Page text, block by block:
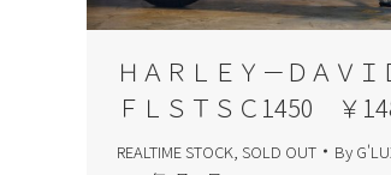
ＨＡＲＬＥＹ－ＤＡＶ
ＦＬＳＴＳＣ1450 ￥
REALTIME STOCK SOLD OUT By